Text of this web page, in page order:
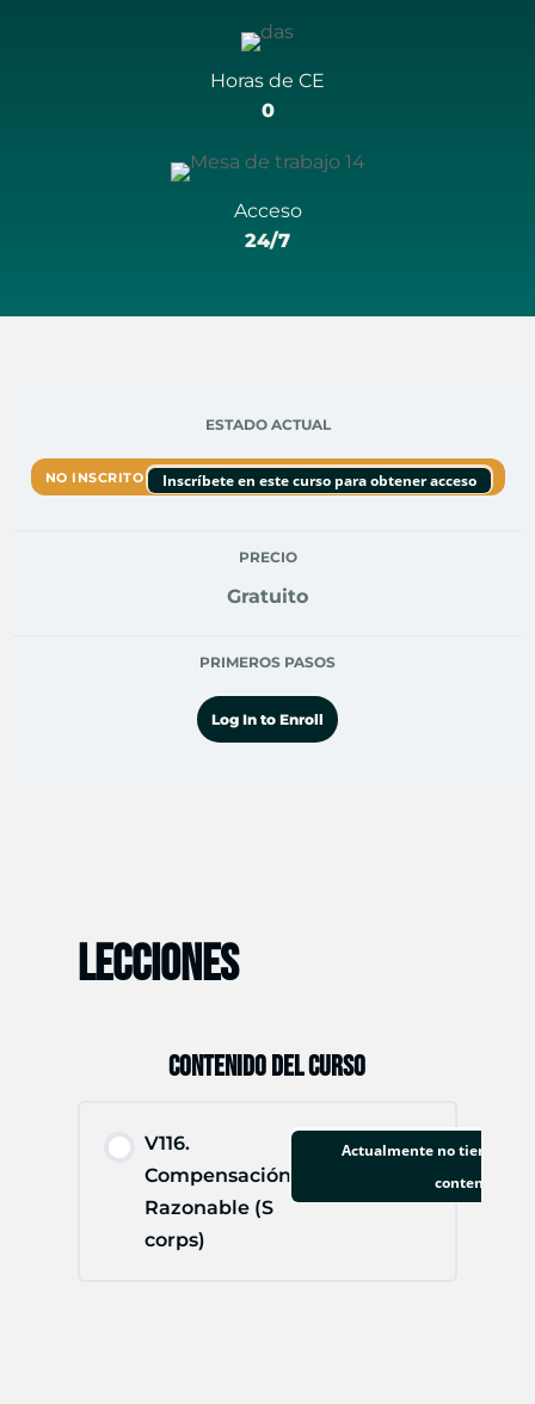
Horas de CE
0
Acceso
24/7
ESTADO ACTUAL
NO INSCRITO Inscríbete en este curso para obtener acceso
PRECIO
Gratuito
PRIMEROS PASOS
Log In to Enroll
LECCIONES
CONTENIDO DEL CURSO
V116.
Compensación
Razonable (S
corps)
Actualmente no tienes
contenido